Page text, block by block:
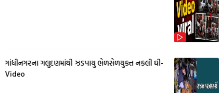
ગાંધીનગરના ગલુદણમાંથી ઝડપાયુ ભેળસેળયુક્ત નક્લી ઘી-
Video